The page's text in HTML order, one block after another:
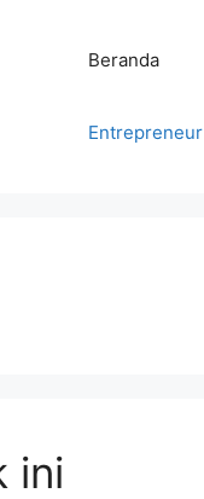
Beranda
Entrepreneur
ini